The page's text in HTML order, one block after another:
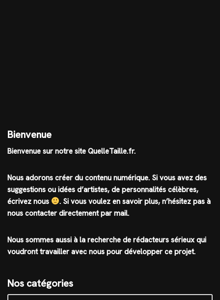
Bienvenue
Bienvenue sur notre site QuelleTaille.fr.
Nous adorons créer du contenu numérique. Si vous avez des
suggestions ou idées d’artistes, de personnalités célèbres,
écrivez nous
. Si vous voulez en savoir plus, n’hésitez pas à
nous contacter directement par mail.
Nous sommes aussi à la recherche de rédacteurs sérieux qui
voudront travailler avec nous pour développer ce projet.
Nos catégories